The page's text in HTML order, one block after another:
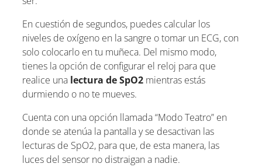
En cuestión de segundos, puedes calcular los
niveles de oxígeno en la sangre o tomar un ECG, con
solo colocarlo en tu muñeca. Del mismo modo,
tienes la opción de configurar el reloj para que
realice una lectura de SpO2 mientras estás
durmiendo o no te mueves.
Cuenta con una opción llamada “Modo Teatro” en
donde se atenúa la pantalla y se desactivan las
lecturas de SpO2, para que, de esta manera, las
luces del sensor no distraigan a nadie.